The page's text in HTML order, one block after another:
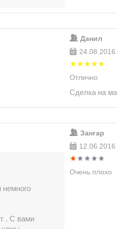
Данил
24.08.2016
Отлично
Сделка на
. С вами
Зангар
12.06.2016
Очень плохо